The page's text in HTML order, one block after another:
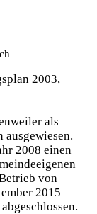
2003,
als
2008 einen
von
2015